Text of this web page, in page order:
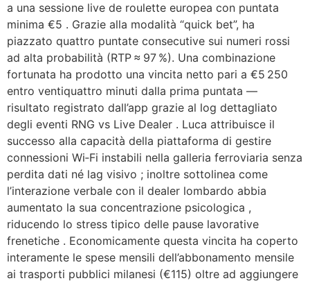
a una sessione live de roulette europea con puntata
minima €5 . Grazie alla modalità “quick bet”, ha
piazzato quattro puntate consecutive sui numeri rossi
ad alta probabilità (RTP ≈ 97 %). Una combinazione
fortunata ha prodotto una vincita netto pari a €5 250
entro ventiquattro minuti dalla prima puntata —
risultato registrato dall’app grazie al log dettagliato
degli eventi RNG vs Live Dealer . Luca attribuisce il
successo alla capacità della piattaforma di gestire
connessioni Wi‑Fi instabili nella galleria ferroviaria senza
perdita dati né lag visivo ; inoltre sottolinea come
l’interazione verbale con il dealer lombardo abbia
aumentato la sua concentrazione psicologica ,
riducendo lo stress tipico delle pause lavorative
frenetiche . Economicamente questa vincita ha coperto
interamente le spese mensili dell’abbonamento mensile
ai trasporti pubblici milanesi (€115) oltre ad aggiungere